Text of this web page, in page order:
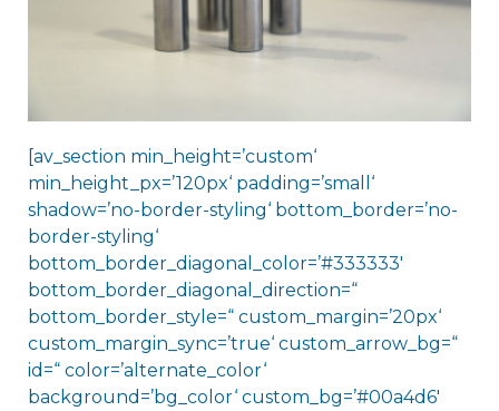
[av_section min_height=’custom‘
min_height_px=’120px‘ padding=’small‘
shadow=’no-border-styling‘ bottom_border=’no-
border-styling‘
bottom_border_diagonal_color=’#333333′
bottom_border_diagonal_direction=“
bottom_border_style=“ custom_margin=’20px‘
custom_margin_sync=’true‘ custom_arrow_bg=“
id=“ color=’alternate_color‘
background=’bg_color‘ custom_bg=’#00a4d6′